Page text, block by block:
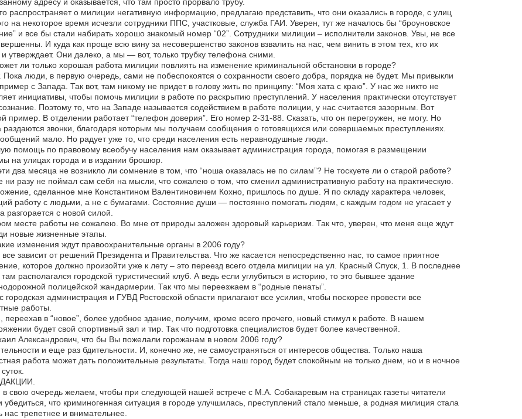
адресу и оказывается, что там просто прорвало трубу.
распространяет о милиции негативную информацию, предлагаю представить, что они оказались в городе, с улиц
на некоторое время исчезли сотрудники ППС, участковые, служба ГАИ. Уверен, тут же началось бы “броуновское
и все бы стали набирать хорошо знакомый номер “02”. Сотрудники милиции – исполнители законов. Увы, не все
И куда как проще всю вину за несовершенство законов взвалить на нас, чем винить в этом тех, кто их
утверждает. Они далеко, а мы — вот, только трубку телефона сними.
ли только хорошая работа милиции повлиять на изменение криминальной обстановки в городе?
люди, в первую очередь, сами не побеспокоятся о сохранности своего добра, порядка не будет. Мы привыкли
с Запада. Так вот, там никому не придет в голову жить по принципу: “Моя хата с краю”. У нас же никто не
инициативы, чтобы помочь милиции в работе по раскрытию преступлений. У населения практически отсутствует
Поэтому то, что на Западе называется содействием в работе полиции, у нас считается зазорным. Вот
пример. В отделении работает “телефон доверия”. Его номер 2-31-88. Сказать, что он перегружен, не могу. Но
раздаются звонки, благодаря которым мы получаем сообщения о готовящихся или совершаемых преступлениях.
мало. Но радует уже то, что среди населения есть неравнодушные люди.
помощь по правовому всеобучу населения нам оказывает администрация города, помогая в размещении
на улицах города и в издании брошюр.
два месяца не возникло ли сомнение в том, что “ноша оказалась не по силам”? Не тоскуете ли о старой работе?
разу не поймал сам себя на мысли, что сожалею о том, что сменил административную работу на практическую.
сделанное мне Константином Валентиновичем Кохно, пришлось по душе. Я по складу характера человек,
работу с людьми, а не с бумагами. Состояние души — постоянно помогать людям, с каждым годом не угасает у
разгорается с новой силой.
месте работы не сожалею. Во мне от природы заложен здоровый карьеризм. Так что, уверен, что меня еще ждут
новые жизненные этапы.
изменения ждут правоохранительные органы в 2006 году?
зависит от решений Президента и Правительства. Что же касается непосредственно нас, то самое приятное
которое должно произойти уже к лету – это переезд всего отдела милиции на ул. Красный Спуск, 1. В последнее
располагался городской туристический клуб. А ведь если углубиться в историю, то это бывшее здание
полицейской жандармерии. Так что мы переезжаем в “родные пенаты”.
городская администрация и ГУВД Ростовской области прилагают все усилия, чтобы поскорее провести все
работы.
в “новое”, более удобное здание, получим, кроме всего прочего, новый стимул к работе. В нашем
будет свой спортивный зал и тир. Так что подготовка специалистов будет более качественной.
Александрович, что бы Вы пожелали горожанам в новом 2006 году?
и еще раз бдительности. И, конечно же, не самоустраняться от интересов общества. Только наша
работа может дать положительные результаты. Тогда наш город будет спокойным не только днем, но и в ночное
свою очередь желаем, чтобы при следующей нашей встрече с М.А. Собакаревым на страницах газеты читатели
убедиться, что криминогенная ситуация в городе улучшилась, преступлений стало меньше, а родная милиция стала
нас трепетнее и внимательнее.